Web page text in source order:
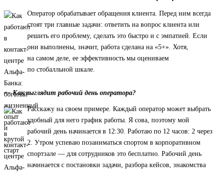
Оператор обрабатывает обращения клиента. Перед ним всегда
стоят три главные задачи: ответить на вопрос клиента или
решить его проблему, сделать это быстро и с эмпатией. Если
они выполнены, значит, работа сделана на «5+». Хотя,
на самом деле, ее эффективность мы оцениваем
по стобалльной шкале.
— Как выглядит рабочий день оператора?
Расскажу на своем примере. Каждый оператор может выбрать
удобный для него график работы. Я сова, поэтому мой
рабочий день начинается в 12:30. Работаю по 12 часов: 2 через
2. Утром успеваю позаниматься спортом в корпоративном
спортзале — для сотрудников это бесплатно. Рабочий день
начинается с постановки задачи, разбора кейсов, знакомства